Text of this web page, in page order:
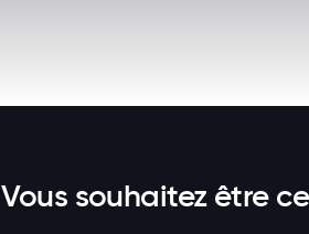
Vous souhaitez être